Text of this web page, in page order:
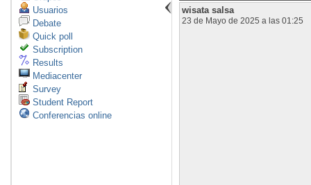
Usuarios
Debate
Quick poll
Subscription
Results
Mediacenter
Survey
Student Report
Conferencias online
wisata salsa
23 de Mayo de 2025 a las 01:25